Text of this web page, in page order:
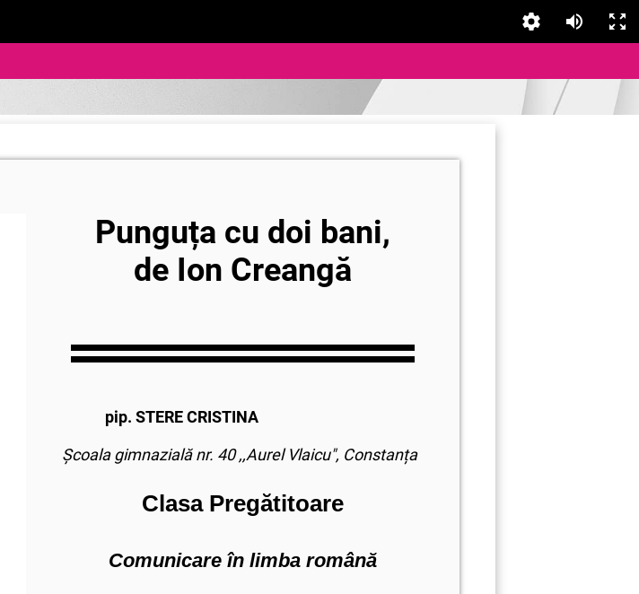
Punguța cu doi bani,
de Ion Creangă
pip. STERE CRISTINA
Școala gimnazială nr. 40 ,,Aurel Vlaicu", Constanța
Clasa Pregătitoare
Comunicare în limba română